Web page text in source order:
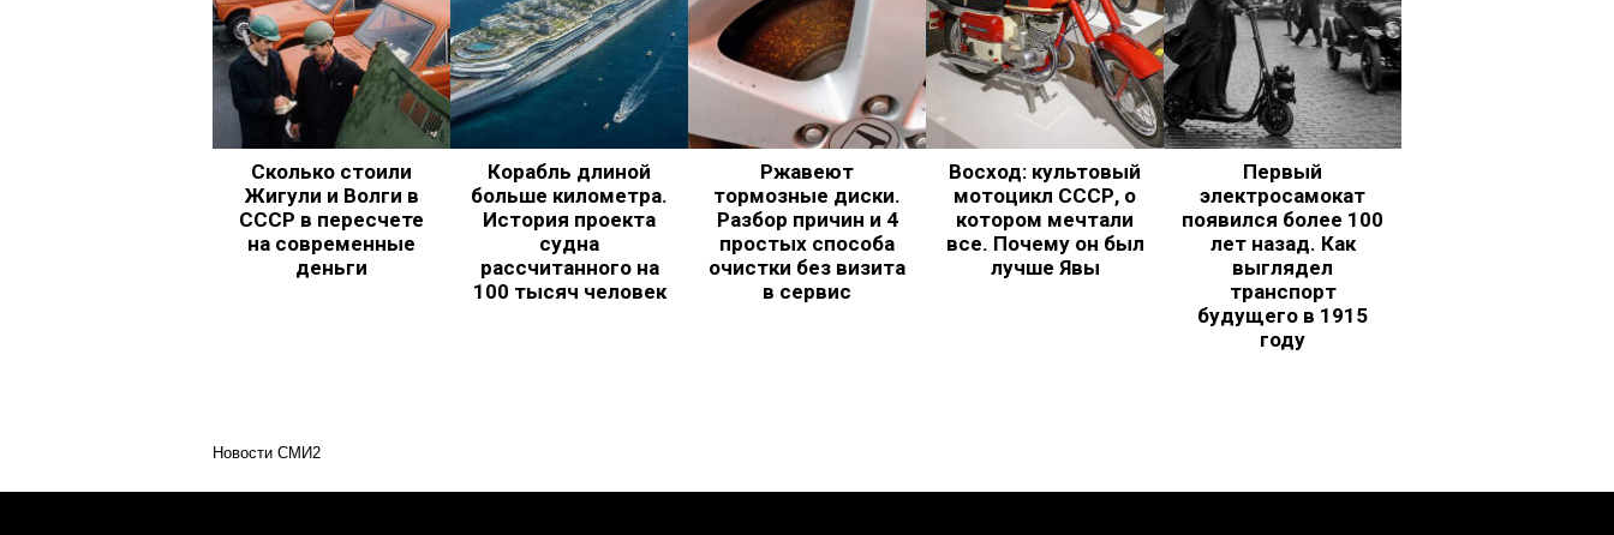
Сколько стоили
Жигули и Волги в
СССР в пересчете
на современные
деньги
Корабль длиной
больше километра.
История проекта
судна
рассчитанного на
100 тысяч человек
Ржавеют
тормозные диски.
Разбор причин и 4
простых способа
очистки без визита
в сервис
Восход: культовый
мотоцикл СССР, о
котором мечтали
все. Почему он был
лучше Явы
Первый
электросамокат
появился более 100
лет назад. Как
выглядел
транспорт
будущего в 1915
году
Новости СМИ2